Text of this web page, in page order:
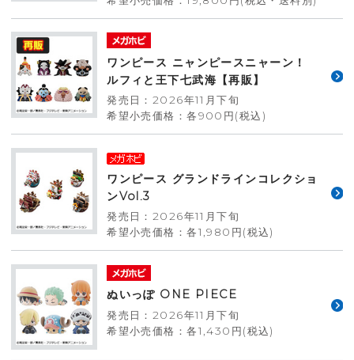
ワンピース ニャンピースニャーン！
ルフィと王下七武海【再販】
発売日：2026年11月下旬
希望小売価格：各900円(税込)
ワンピース グランドラインコレクショ
ンVol.3
発売日：2026年11月下旬
希望小売価格：各1,980円(税込)
ぬいっぽ ONE PIECE
発売日：2026年11月下旬
希望小売価格：各1,430円(税込)